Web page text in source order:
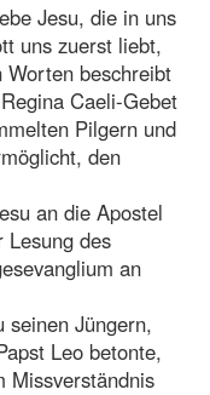
Jesu, die in uns
uns zuerst liebt,
Worten beschreibt
Caeli-Gebet
Pilgern und
den
an die Apostel
Lesung des
an
seinen Jüngern,
Leo betonte,
Missverständnis